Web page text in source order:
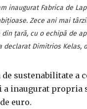
inaugurat Fabrica de
Zece ani mai
ţară, cu o echipă de
Dimitrios Kelas,
de sustenabilitate
inaugurat propria
euro.